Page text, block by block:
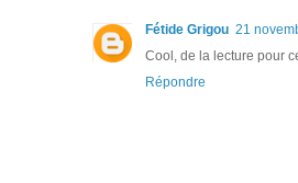
Fétide Grigou 21
Cool, de la lecture pour
Répondre